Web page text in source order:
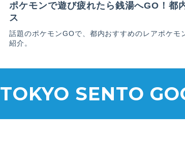
ポケモンで遊び疲れたら銭湯へGO！都
ス
話題のポケモンGOで、都内おすすめのレアポケ
紹介。
TOKYO SENTO